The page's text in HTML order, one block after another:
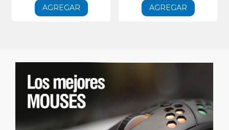
AGREGAR AGREGAR